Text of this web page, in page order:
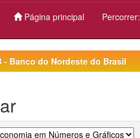
Página principal Percorrer:
- Banco do Nordeste do Brasil